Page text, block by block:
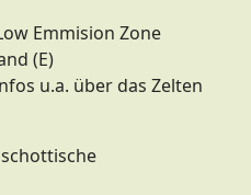
Emmision Zone
(E)
u.a. über das Zelten